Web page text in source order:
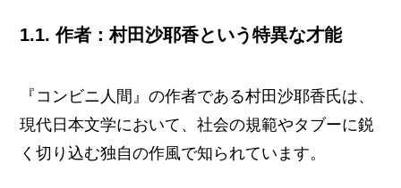
1.1. 作者：村田沙耶香という特異な才能
『コンビニ人間』の作者である村田沙耶香氏は、
現代日本文学において、社会の規範やタブーに鋭
く切り込む独自の作風で知られています。